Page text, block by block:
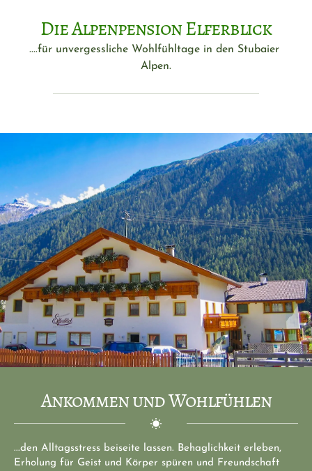
Die Alpenpension Elferblick
....für unvergessliche Wohlfühltage in den Stubaier
Alpen.
Ankommen und Wohlfühlen
...den Alltagsstress beiseite lassen. Behaglichkeit erleben,
Erholung für Geist und Körper spüren und Freundschaft